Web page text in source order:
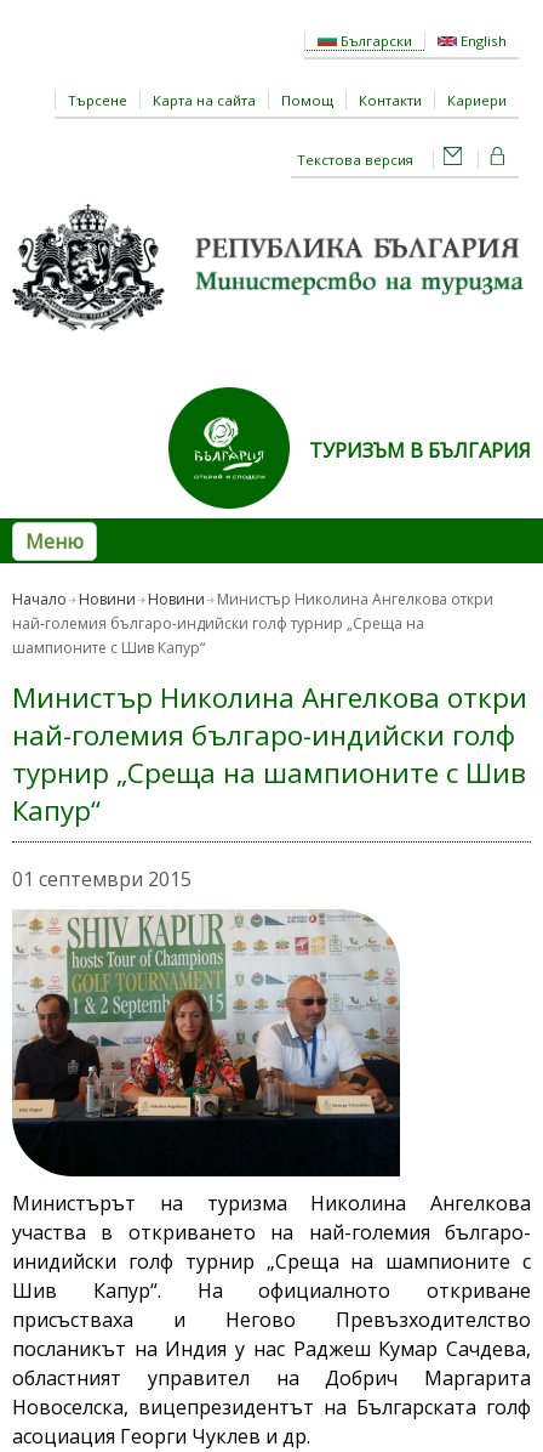
Български English
Търсене Карта на сайта Помощ Контакти Кариери
Текстова версия
ТУРИЗЪМ В БЪЛГАРИЯ
Меню
Начало Новини Новини
Министър Николина Ангелкова откри
най-големия българо-индийски голф турнир „Среща на
шампионите с Шив Капур“
Министър Николина Ангелкова откри
най-големия българо-индийски голф
турнир „Среща на шампионите с Шив
Капур“
01 септември 2015
Министърът на туризма Николина Ангелкова
участва в откриването на най-големия българо-
инидийски голф турнир „Среща на шампионите с
Шив Капур“. На официалното откриване
присъстваха и Негово Превъзходителство
посланикът на Индия у нас Раджеш Кумар Сачдева,
областният управител на Добрич Маргарита
Новоселска, вицепрезидентът на Българската голф
асоциация Георги Чуклев и др.